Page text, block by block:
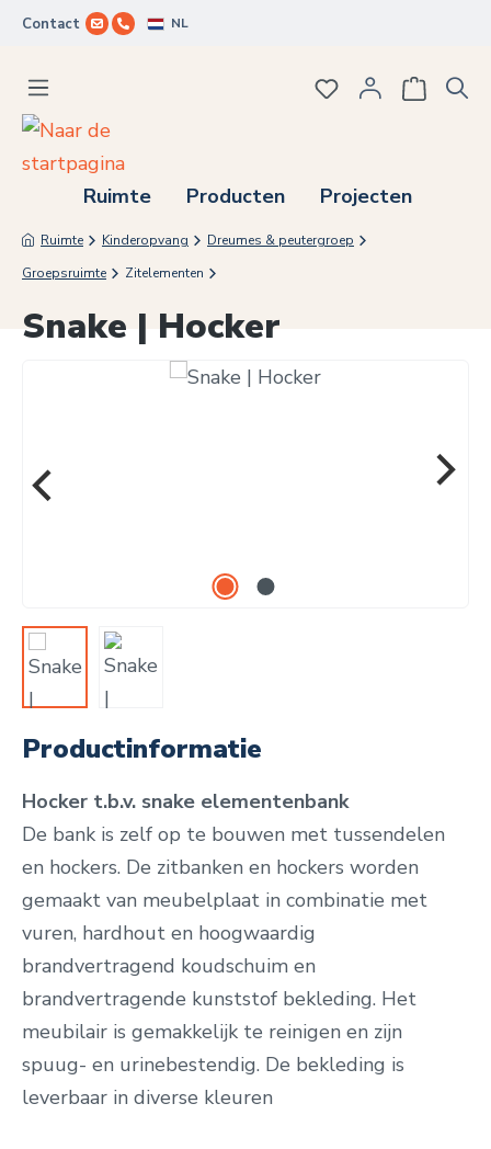
Ga naar de hoofdinhoud
Contact NL
Ruimte Producten Projecten
Je hebt 0 items
Ruimte Kinderopvang
Dreumes & peutergroep
Groepsruimte
Zitelementen
Snake | Hocker
Afbeeldingengalerij overslaan
Productinformatie
Hocker t.b.v. snake elementenbank
De bank is zelf op te bouwen met tussendelen
en hockers. De zitbanken en hockers worden
gemaakt van meubelplaat in combinatie met
vuren, hardhout en hoogwaardig
brandvertragend koudschuim en
brandvertragende kunststof bekleding. Het
meubilair is gemakkelijk te reinigen en zijn
spuug- en urinebestendig. De bekleding is
leverbaar in diverse kleuren